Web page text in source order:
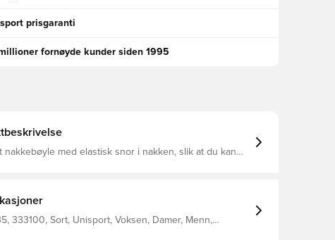
prisgaranti
fornøyde kunder siden 1995
nakkebøyle med elastisk snor i nakken, slik at du kan
333100, Sort, Unisport, Voksen, Damer, Menn,